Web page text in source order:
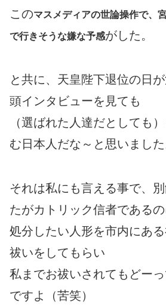
このマスメディアの世論操作で、
で行きそうな嫌な予感がした。
と共に、天皇陛下退位の日
頭インタビューを見ても
（選ばれた人達だとしても
む日本人だな～と思いました
それは私にも言える事で、
たがカトリック信者である
処分したい人形を市内にあ
祓いをしてもらい
私までお祓いされてもどー
ですよ（苦笑）